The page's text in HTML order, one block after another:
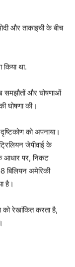
और ताकाइची के बीच
किया था.
समझौतों और घोषणाओं
घोषणा की।
को अपनाया।
जेपीवाई के
आधार पर, निकट
बिलियन अमेरिकी
है।
रेखांकित करता है,